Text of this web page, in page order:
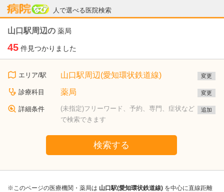
人で選べる医院検索
病院なび
山口駅周辺の 薬局
45 件見つかりました
エリア/駅 山口駅周辺(愛知環状鉄道線) 変更
診療科目 薬局 変更
詳細条件
(未指定)フリーワード、予約、専門、症状など
で検索できます
追加
検索する
※このページの医療機関・薬局は 山口駅(愛知環状鉄道線) を中心に直線距離